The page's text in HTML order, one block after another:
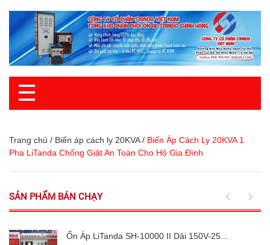
☰
Trang chủ / Biến áp cách ly 20KVA / Biến Áp Cách Ly 20KVA 1
Pha LiTanda Chống Giật An Toàn Cho Hộ Gia Đình
SẢN PHẨM BÁN CHẠY
Ổn Áp LiTanda SH-10000 II Dải 150V-25...